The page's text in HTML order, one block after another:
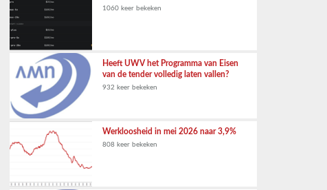
1060 keer bekeken
Heeft UWV het Programma van Eisen
van de tender volledig laten vallen?
932 keer bekeken
Werkloosheid in mei 2026 naar 3,9%
808 keer bekeken